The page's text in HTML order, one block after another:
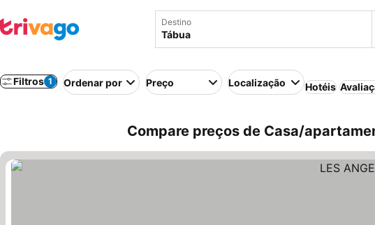
Destino
Filtros 1 Ordenar por Preço Localização Hotéis
Compare preços de Casa/